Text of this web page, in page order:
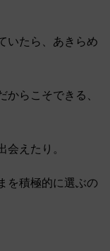
いたら、あきらめ
らこそできる、
会えたり。
積極的に選ぶの